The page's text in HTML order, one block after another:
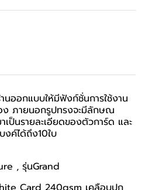
นออกแบบให้มีฟังก์ชั่นการใช้งาน
ง ภายนอกรูปทรงจะมีลักษณ
ป็นรายละเอียดของตัวการ์ด และ
งค์ได้ถึง10ใบ
, รุ่นGrand